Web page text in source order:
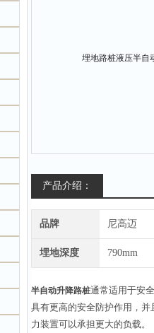
产品介绍：
品牌 尼高迈
埋地深度 790mm
半自动升降路桩通常适用于安
具有更高的安全防护作用，
力装置可以承担更大的负载。